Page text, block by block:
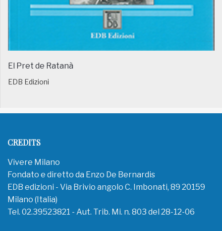
El Pret de Ratanà
EDB Edizioni
CREDITS
Vivere Milano
Fondato e diretto da Enzo De Bernardis
EDB edizioni - Via Brivio angolo C. Imbonati, 89 20159
Milano (Italia)
Tel. 02.39523821 - Aut. Trib. Mi. n. 803 del 28-12-06